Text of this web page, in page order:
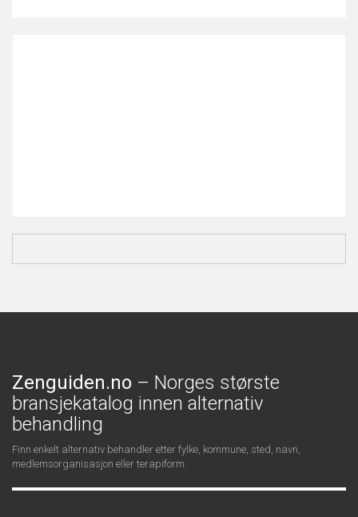
Zenguiden.no – Norges største
bransjekatalog innen alternativ
behandling
Finn enkelt alternativ behandler etter fylke, kommune, sted, navn,
medlemsorganisasjon eller terapiform.